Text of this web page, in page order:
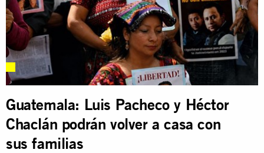
Guatemala: Luis Pacheco y Héctor
Chaclán podrán volver a casa con
sus familias